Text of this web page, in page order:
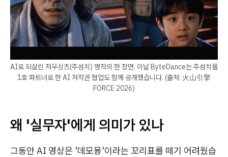
AI로 되살린 저우싱츠(주성치) 명작의 한 장면. 이날 ByteDance는 주성치를
1호 파트너로 한 AI 저작권 협업도 함께 공개했습니다. (출처: 火山引擎
FORCE 2026)
왜 '실무자'에게 의미가 있나
그동안 AI 영상은 '데모용'이라는 꼬리표를 떼기 어려웠습